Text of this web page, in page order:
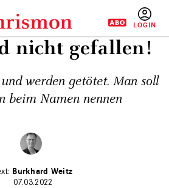
nicht gefallen!
werden getötet. Man soll
beim Namen nennen
Burkhard Weitz
07.03.2022